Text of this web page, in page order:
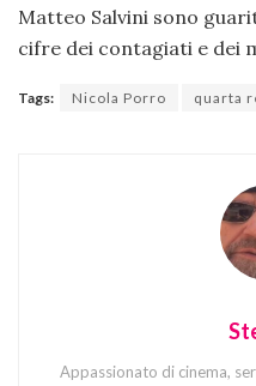
Matteo Salvini sono
cifre dei contagiati e dei
Tags: Nicola Porro quarta
Appassionato di cinema,